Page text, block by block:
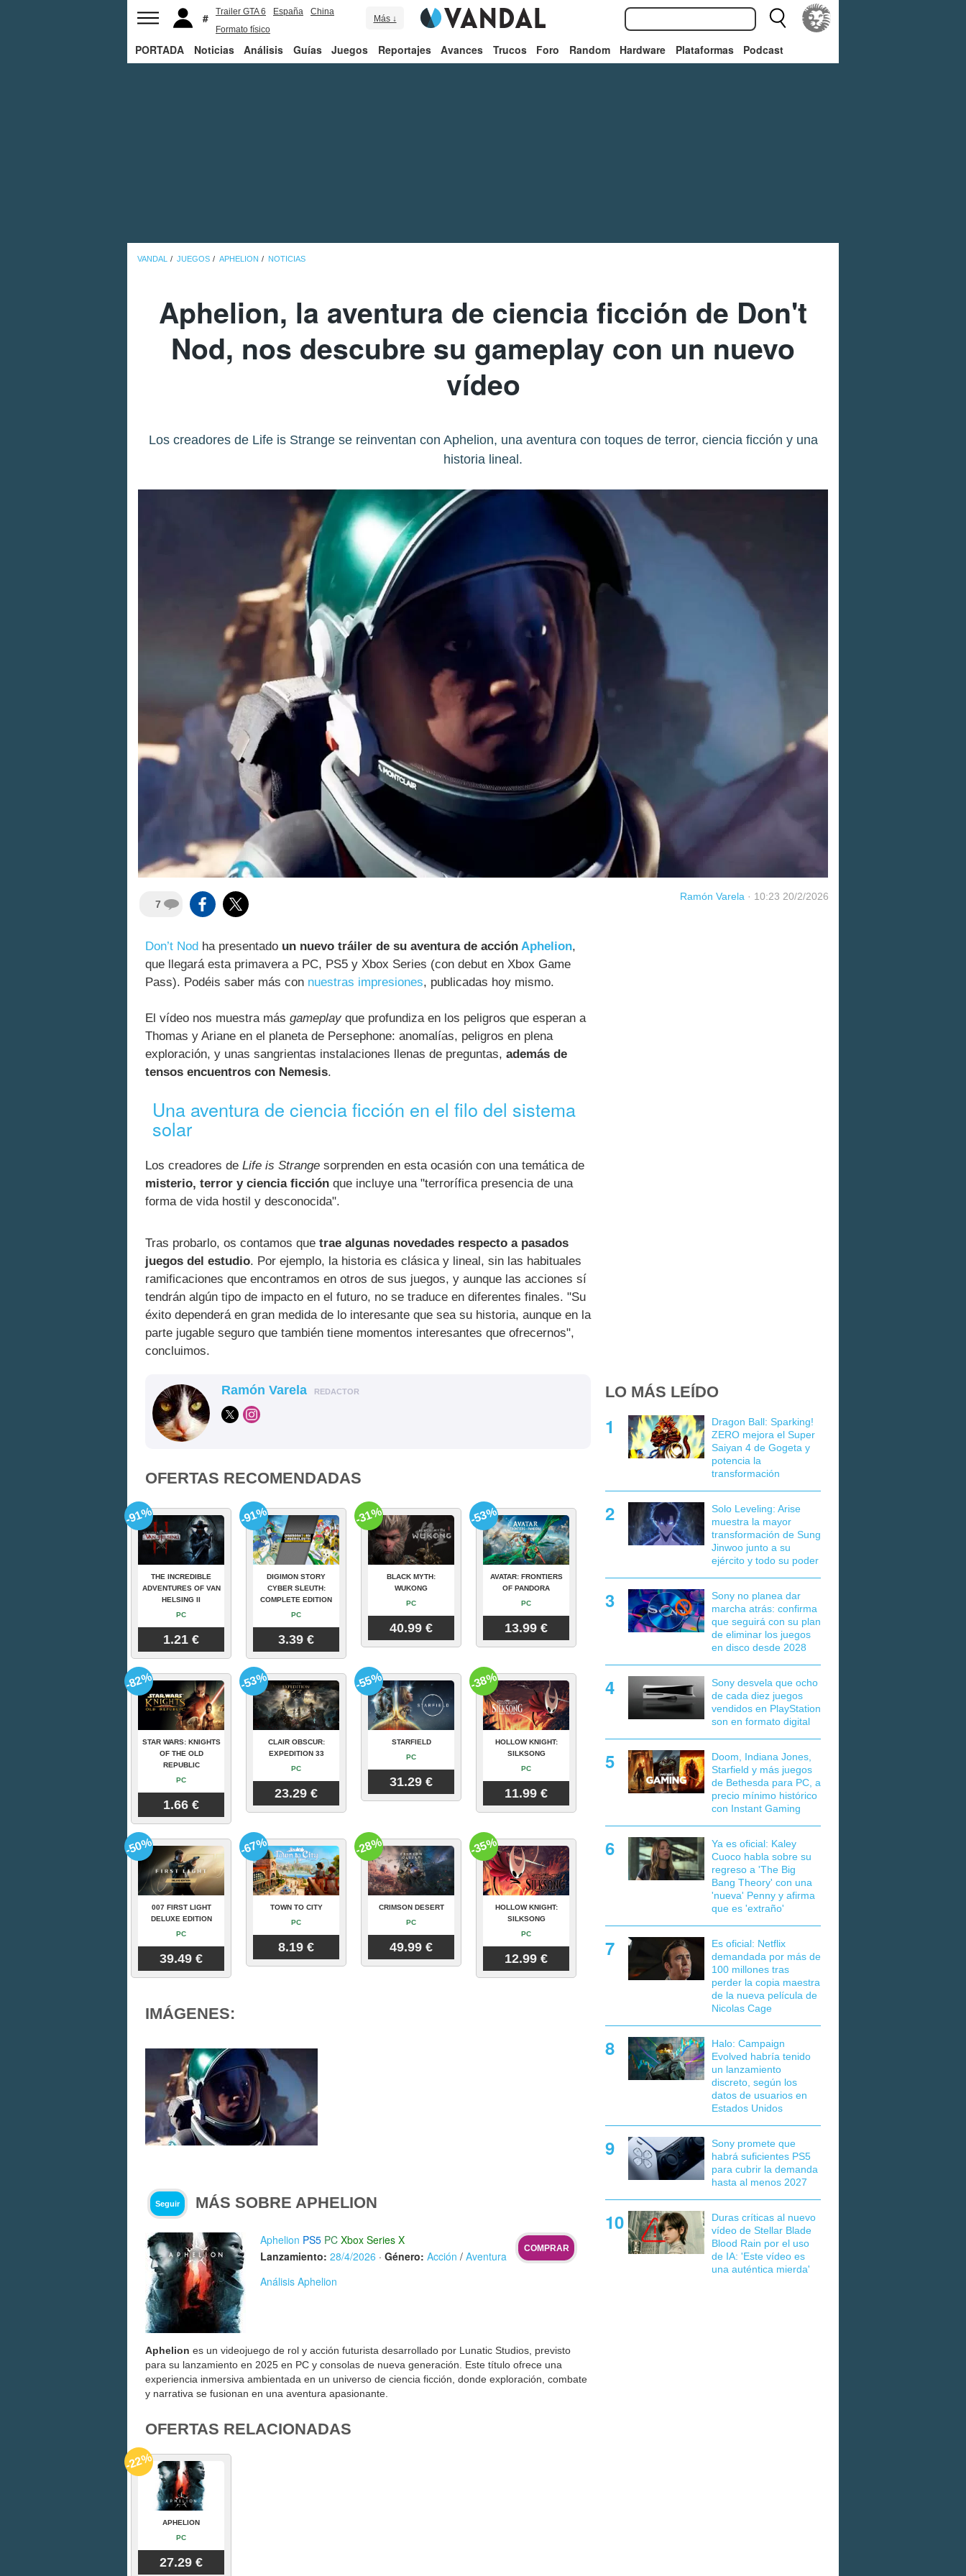
Trailer GTA 6 España
China
Formato físico
Más ↓
PORTADA Noticias Análisis Guías Juegos Reportajes Avances Trucos Foro Random Hardware Plataformas Podcast
VANDAL JUEGOS APHELION NOTICIAS
Aphelion, la aventura de ciencia ficción de Don't
Nod, nos descubre su gameplay con un nuevo
vídeo
Los creadores de Life is Strange se reinventan con Aphelion, una aventura con toques de terror, ciencia ficción y una
historia lineal.
7
Ramón Varela · 10:23 20/2/2026
Don’t Nod ha presentado un nuevo tráiler de su aventura de acción Aphelion,
que llegará esta primavera a PC, PS5 y Xbox Series (con debut en Xbox Game
Pass). Podéis saber más con nuestras impresiones, publicadas hoy mismo.
El vídeo nos muestra más gameplay que profundiza en los peligros que esperan a
Thomas y Ariane en el planeta de Persephone: anomalías, peligros en plena
exploración, y unas sangrientas instalaciones llenas de preguntas, además de
tensos encuentros con Nemesis.
Una aventura de ciencia ficción en el filo del sistema
solar
Los creadores de Life is Strange sorprenden en esta ocasión con una temática de
misterio, terror y ciencia ficción que incluye una "terrorífica presencia de una
forma de vida hostil y desconocida".
Tras probarlo, os contamos que trae algunas novedades respecto a pasados
juegos del estudio. Por ejemplo, la historia es clásica y lineal, sin las habituales
ramificaciones que encontramos en otros de sus juegos, y aunque las acciones sí
tendrán algún tipo de impacto en el futuro, no se traduce en diferentes finales. "Su
éxito dependerá en gran medida de lo interesante que sea su historia, aunque en la
parte jugable seguro que también tiene momentos interesantes que ofrecernos",
concluimos.
Ramón Varela REDACTOR
OFERTAS RECOMENDADAS
THE INCREDIBLE
ADVENTURES OF VAN
HELSING II
PC
1.21 €
-91%
DIGIMON STORY
CYBER SLEUTH:
COMPLETE EDITION
PC
3.39 €
-91%
BLACK MYTH:
WUKONG
PC
40.99 €
-31%
AVATAR: FRONTIERS
OF PANDORA
PC
13.99 €
-53%
STAR WARS: KNIGHTS
OF THE OLD
REPUBLIC
PC
1.66 €
-82%
CLAIR OBSCUR:
EXPEDITION 33
PC
23.29 €
-53%
STARFIELD
PC
31.29 €
-55%
HOLLOW KNIGHT:
SILKSONG
PC
11.99 €
-38%
007 FIRST LIGHT
DELUXE EDITION
PC
39.49 €
-50%
TOWN TO CITY
PC
8.19 €
-67%
CRIMSON DESERT
PC
49.99 €
-28%
HOLLOW KNIGHT:
SILKSONG
PC
12.99 €
-35%
IMÁGENES:
Seguir MÁS SOBRE APHELION
Aphelion PS5 PC Xbox Series X
Lanzamiento: 28/4/2026 · Género: Acción / Aventura
COMPRAR
Análisis Aphelion
Aphelion es un videojuego de rol y acción futurista desarrollado por Lunatic Studios, previsto
para su lanzamiento en 2025 en PC y consolas de nueva generación. Este título ofrece una
experiencia inmersiva ambientada en un universo de ciencia ficción, donde exploración, combate
y narrativa se fusionan en una aventura apasionante.
OFERTAS RELACIONADAS
APHELION
PC
27.29 €
-22%
LO MÁS LEÍDO
Dragon Ball: Sparking!
ZERO mejora el Super
Saiyan 4 de Gogeta y
potencia la
transformación
Solo Leveling: Arise
muestra la mayor
transformación de Sung
Jinwoo junto a su
ejército y todo su poder
Sony no planea dar
marcha atrás: confirma
que seguirá con su plan
de eliminar los juegos
en disco desde 2028
Sony desvela que ocho
de cada diez juegos
vendidos en PlayStation
son en formato digital
Doom, Indiana Jones,
Starfield y más juegos
de Bethesda para PC, a
precio mínimo histórico
con Instant Gaming
Ya es oficial: Kaley
Cuoco habla sobre su
regreso a 'The Big
Bang Theory' con una
'nueva' Penny y afirma
que es 'extraño'
Es oficial: Netflix
demandada por más de
100 millones tras
perder la copia maestra
de la nueva película de
Nicolas Cage
Halo: Campaign
Evolved habría tenido
un lanzamiento
discreto, según los
datos de usuarios en
Estados Unidos
Sony promete que
habrá suficientes PS5
para cubrir la demanda
hasta al menos 2027
Duras críticas al nuevo
vídeo de Stellar Blade
Blood Rain por el uso
de IA: 'Este vídeo es
una auténtica mierda'